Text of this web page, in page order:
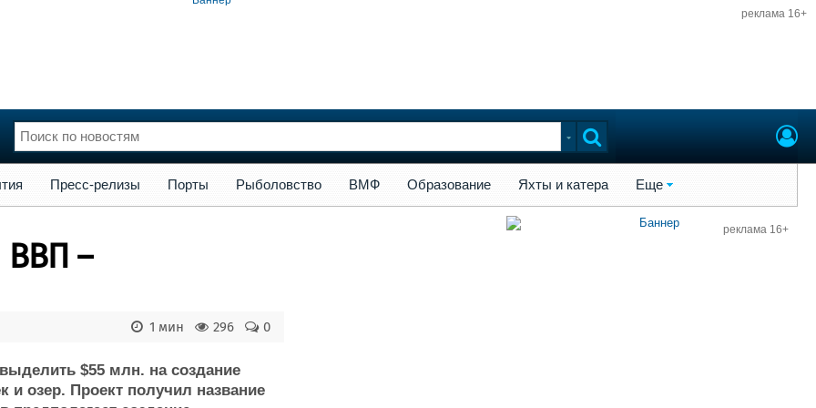
реклама 16+
Флот
Пресс-релизы Порты Рыболовство ВМФ Образование Яхты и катера Еще
ВВП –
0
296
1 мин
$55 млн. на создание
и озер. Проект получил название
реклама 16+